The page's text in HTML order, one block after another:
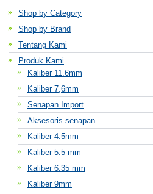
Shop by Category
Shop by Brand
Tentang Kami
Produk Kami
Kaliber 11.6mm
Kaliber 7,6mm
Senapan Import
Aksesoris senapan
Kaliber 4.5mm
Kaliber 5.5 mm
Kaliber 6.35 mm
Kaliber 9mm